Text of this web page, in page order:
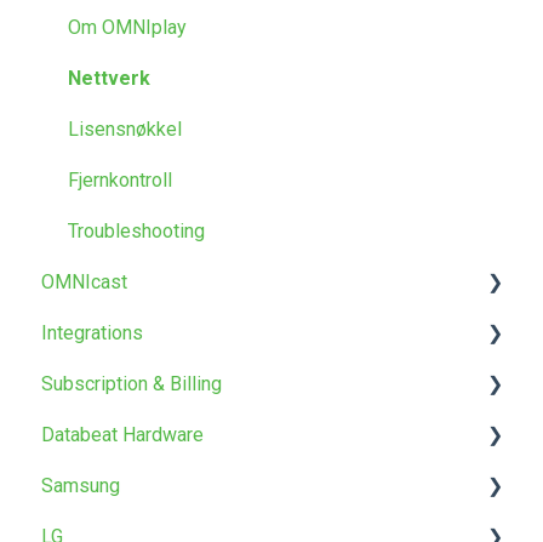
Skjerm Designer
Annet
Maler og design
FAQ
OMNIplayer
Om OMNIplay
Nettverk
Lisensnøkkel
Fjernkontroll
Troubleshooting
OMNIcast
Om OMNIcast
Integrations
PowerPoint Publisher
Power BI
Webpages
Subscription & Billing
OMNIstore
Products & Prices
Databeat Hardware
OMNIplay3
Samsung
LG